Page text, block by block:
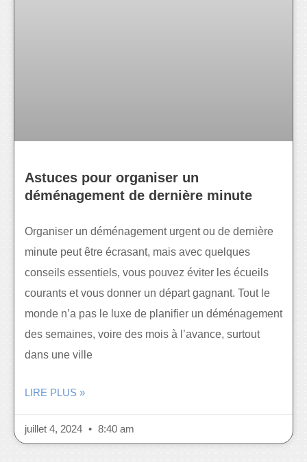
Astuces pour organiser un
déménagement de dernière minute
Organiser un déménagement urgent ou de dernière
minute peut être écrasant, mais avec quelques
conseils essentiels, vous pouvez éviter les écueils
courants et vous donner un départ gagnant. Tout le
monde n’a pas le luxe de planifier un déménagement
des semaines, voire des mois à l’avance, surtout
dans une ville
LIRE PLUS »
juillet 4, 2024 8:40 am